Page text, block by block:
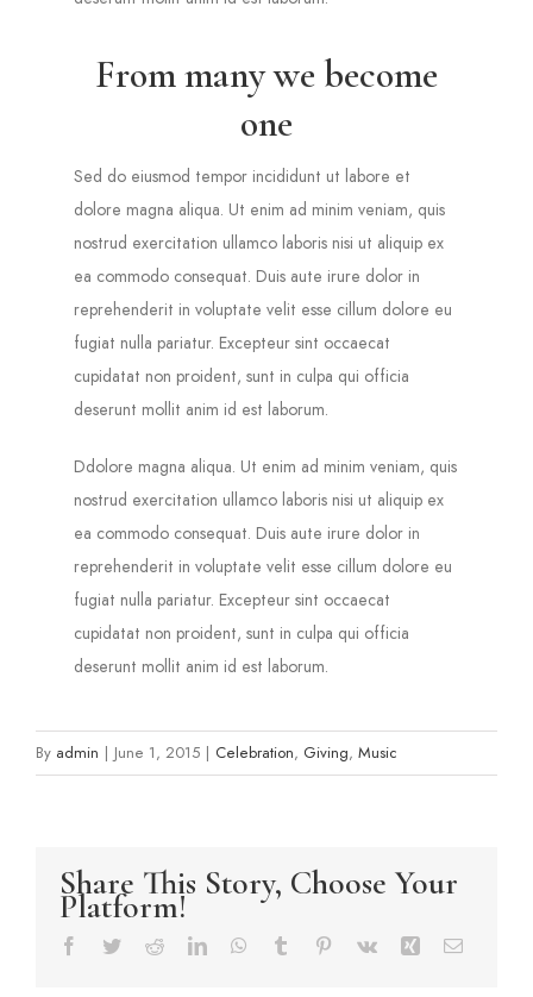
From many we become
one
Sed do eiusmod tempor incididunt ut labore et
dolore magna aliqua. Ut enim ad minim veniam, quis
nostrud exercitation ullamco laboris nisi ut aliquip ex
ea commodo consequat. Duis aute irure dolor in
reprehenderit in voluptate velit esse cillum dolore eu
fugiat nulla pariatur. Excepteur sint occaecat
cupidatat non proident, sunt in culpa qui officia
deserunt mollit anim id est laborum.
Ddolore magna aliqua. Ut enim ad minim veniam, quis
nostrud exercitation ullamco laboris nisi ut aliquip ex
ea commodo consequat. Duis aute irure dolor in
reprehenderit in voluptate velit esse cillum dolore eu
fugiat nulla pariatur. Excepteur sint occaecat
cupidatat non proident, sunt in culpa qui officia
deserunt mollit anim id est laborum.
By admin | June 1, 2015 | Celebration, Giving, Music
Share This Story, Choose Your
Platform!
Facebook
TwitterRedditLinkedInWhatsApp
Tumblr Pinterest
Vk Xing Email